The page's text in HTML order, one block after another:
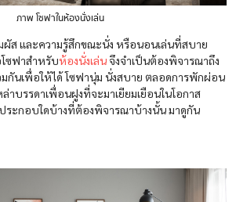
ภาพ โซฟาในห้องนั่งเล่น
ผัส และความรู้สึกขณะนั่ง หรือนอนเล่นที่สบาย
ซฟาสำหรับห้องนั่งเล่น จึงจำเป็นต้องพิจารณาถึง
กันเพื่อให้ได้ โซฟานุ่ม นั่งสบาย ตลอดการพักผ่อน
าบรรดาเพื่อนฝูงที่จะมาเยียมเยือนในโอกาส
ระกอบใดบ้างที่ต้องพิจารณาบ้างนั้น มาดูกัน